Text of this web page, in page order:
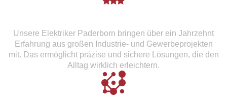
Unsere Elektriker Paderborn bringen über ein Jahrzehnt
Erfahrung aus großen Industrie- und Gewerbeprojekten
mit. Das ermöglicht präzise und sichere Lösungen, die den
Alltag wirklich erleichtern.